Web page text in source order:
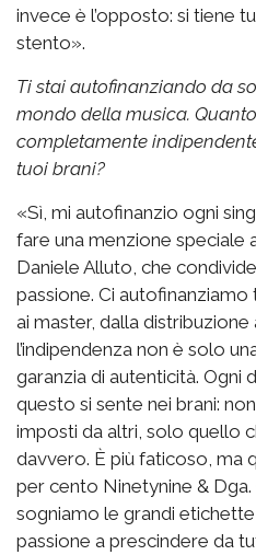
invece è l’opposto: si tiene
stento».
Ti stai autofinanziando da
mondo della musica.
completamente
tuoi brani?
«Sì, mi autofinanzio ogni
fare una menzione speciale
Daniele Alluto, che
passione. Ci
ai master, dalla
l’indipendenza non è solo
garanzia di autenticità. Ogni
questo si sente nei brani:
imposti da altri, solo quello
davvero. È più faticoso, ma
per cento Ninetynine &
sogniamo le grandi
passione a prescindere da